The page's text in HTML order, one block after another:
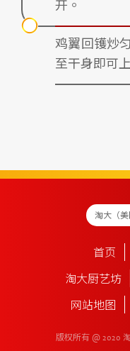
开。
鸡翼回镬炒
至干身即可
淘大（美
首页
淘大厨艺坊
网站地图
版权所有 @ 2020